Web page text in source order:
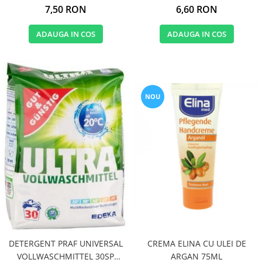
7,50 RON
ADAUGA IN COS
6,60 RON
ADAUGA IN COS
DETERGENT PRAF UNIVERSAL
VOLLWASCHMITTEL 30SP
NOU
CREMA ELINA CU ULEI DE
ARGAN 75ML